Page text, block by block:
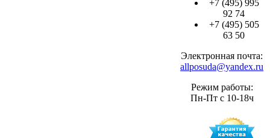
+7 (495) 995
92 74
+7 (495) 505
63 50
Электронная почта:
allposuda@yandex.ru
Режим работы:
Пн-Пт с 10-18ч